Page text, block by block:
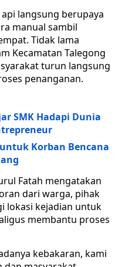
langsung berupaya
manual sambil
Tidak lama
Kecamatan Talegong
turun langsung
penanganan.
SMK Hadapi Dunia
Korban Bencana
Fatah mengatakan
dari warga, pihak
lokasi kejadian untuk
membantu proses
kebakaran, kami